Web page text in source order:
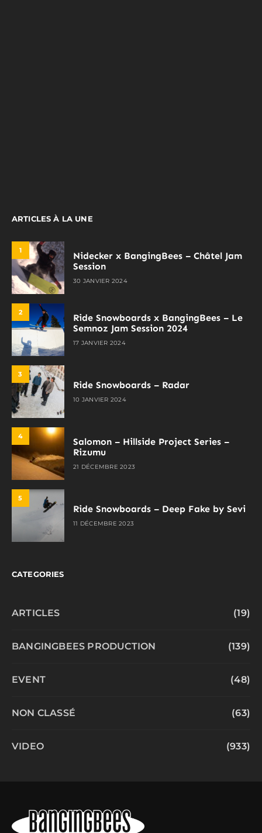
ARTICLES À LA UNE
1
Nidecker x BangingBees – Châtel Jam
Session
30 JANVIER 2024
2
Ride Snowboards x BangingBees – Le
Semnoz Jam Session 2024
17 JANVIER 2024
3
Ride Snowboards – Radar
10 JANVIER 2024
4
Salomon – Hillside Project Series –
Rizumu
21 DÉCEMBRE 2023
5
Ride Snowboards – Deep Fake by Sevi
11 DÉCEMBRE 2023
CATEGORIES
ARTICLES (19)
BANGINGBEES PRODUCTION (139)
EVENT (48)
NON CLASSÉ (63)
VIDEO (933)